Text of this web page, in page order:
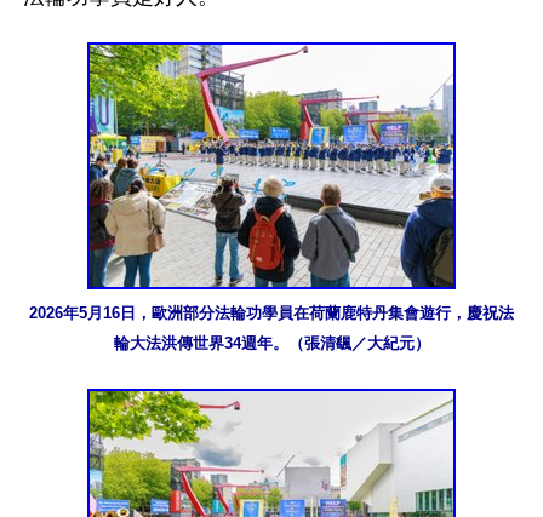
2026年5月16日，歐洲部分法輪功學員在荷蘭鹿特丹集會遊行，慶祝法
輪大法洪傳世界34週年。（張清颻／大紀元）